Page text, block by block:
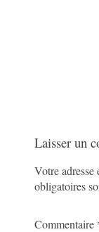
Laisser un
Votre adresse
obligatoires
Commentaire